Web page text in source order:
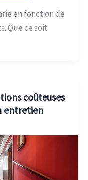
en fonction de
Que ce soit
coûteuses
entretien